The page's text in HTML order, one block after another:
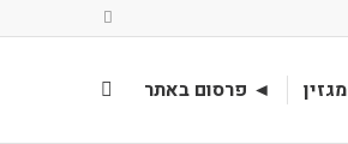
מגזין ◄ פרסום באתר